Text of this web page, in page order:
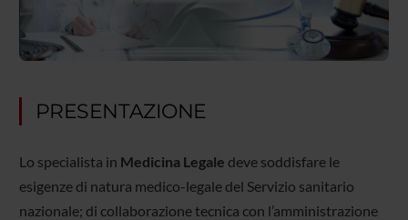
PRESENTAZIONE
Lo specialista in Medicina Legale deve soddisfare le
esigenze di natura medico-legale del Servizio sanitario
nazionale; di collaborazione tecnica con l’amministrazione